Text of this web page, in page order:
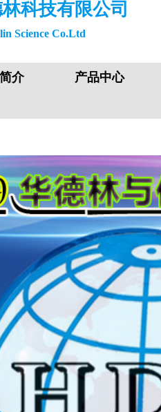
科技有限公司
Science Co.Ltd
介 产品中心